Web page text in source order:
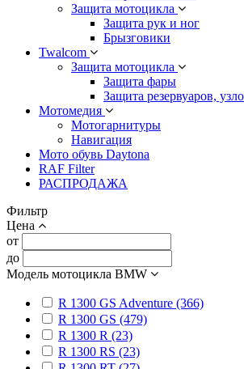
Защита мотоцикла
Защита рук и ног
Брызговики
Twalcom
Защита мотоцикла
Защита фары
Защита резервуаров,
Мотомедия
Мотогарнитуры
Навигация
Мото обувь Daytona
RAF Filter
РАСПРОДАЖА
Фильтр
Цена
от
до
Модель мотоцикла BMW
R 1300 GS Adventure (366)
R 1300 GS (479)
R 1300 R (23)
R 1300 RS (23)